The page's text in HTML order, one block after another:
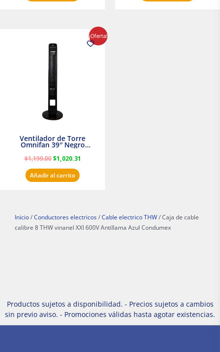
¡Oferta!
Ventilador de Torre
Omnifan 39″ Negro
$1,199.00
original
era:
$1,020.31
precio
actual
Añadir al carrito
Inicio / Conductores electricos / Cable electrico THW / Caja de cable
calibre 8 THW vinanel XXI 600V Antillama Azul Condumex
Productos sujetos a disponibilidad. - Precios sujetos a cambios
sin previo aviso. - Promociones válidas hasta agotar existencias.